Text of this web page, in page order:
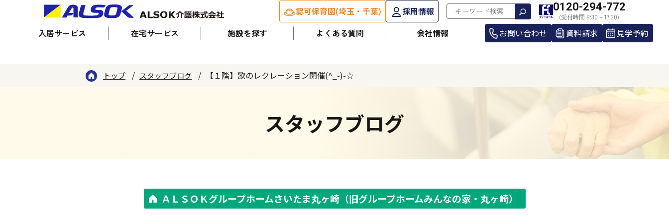
認可保育園(埼玉・千葉) 採用情報 0120-294-772
(受付時間 8:30 ~ 17:30)
入居サービス 在宅サービス 施設を探す よくある質問 会社情報 お問い合わせ 資料請求 見学予約
トップ スタッフブログ 【１階】歌のレクレーション開催(^_-)-☆
スタッフブログ
ＡＬＳＯＫグループホームさいたま丸ヶ崎（旧グループホームみんなの家・丸ヶ崎）